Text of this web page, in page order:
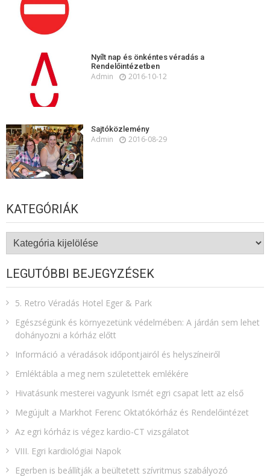
Nyílt nap és önkéntes véradás a
Rendelőintézetben
Admin 2016-10-12
Sajtóközlemény
Admin 2016-08-29
KATEGÓRIÁK
Kategóriák
LEGUTÓBBI BEJEGYZÉSEK
5. Retro Véradás Hotel Eger & Park
Egészségünk és környezetünk védelmében: A járdán sem lehet
dohányozni a kórház előtt
Információ a véradások időpontjairól és helyszíneiről
Emléktábla a meg nem születettek emlékére​
Hivatásunk mesterei vagyunk Ismét egri csapat lett az első
Megújult a Markhot Ferenc Oktatókórház és Rendelőintézet
Az egri kórház is végez kardio-CT vizsgálatot
VIII. Egri kardiológiai Napok
Egerben is beállítják a beültetett szívritmus szabályozó